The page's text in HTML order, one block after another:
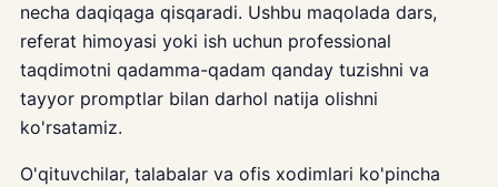
necha daqiqaga qisqaradi. Ushbu maqolada dars,
referat himoyasi yoki ish uchun professional
taqdimotni qadamma-qadam qanday tuzishni va
tayyor promptlar bilan darhol natija olishni
ko'rsatamiz.
O'qituvchilar, talabalar va ofis xodimlari ko'pincha